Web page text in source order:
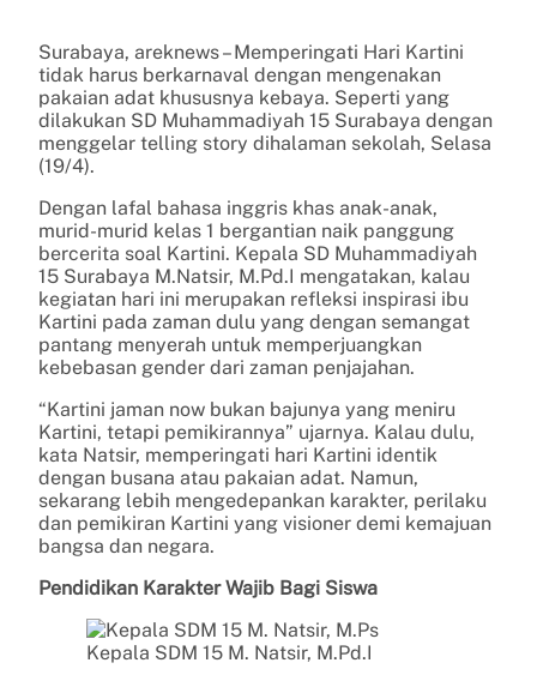
Surabaya, areknews – Memperingati Hari Kartini
tidak harus berkarnaval dengan mengenakan
pakaian adat khususnya kebaya. Seperti yang
dilakukan SD Muhammadiyah 15 Surabaya dengan
menggelar telling story dihalaman sekolah, Selasa
(19/4).
Dengan lafal bahasa inggris khas anak-anak,
murid-murid kelas 1 bergantian naik panggung
bercerita soal Kartini. Kepala SD Muhammadiyah
15 Surabaya M.Natsir, M.Pd.I mengatakan, kalau
kegiatan hari ini merupakan refleksi inspirasi ibu
Kartini pada zaman dulu yang dengan semangat
pantang menyerah untuk memperjuangkan
kebebasan gender dari zaman penjajahan.
“Kartini jaman now bukan bajunya yang meniru
Kartini, tetapi pemikirannya” ujarnya. Kalau dulu,
kata Natsir, memperingati hari Kartini identik
dengan busana atau pakaian adat. Namun,
sekarang lebih mengedepankan karakter, perilaku
dan pemikiran Kartini yang visioner demi kemajuan
bangsa dan negara.
Pendidikan Karakter Wajib Bagi Siswa
Kepala SDM 15 M. Natsir, M.Pd.I